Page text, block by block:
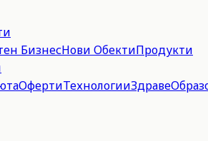
БизнесНови ОбектиПродукти
ОфертиТехнологииЗдраве